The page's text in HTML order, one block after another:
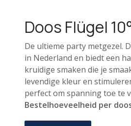
Doos Flügel
De ultieme party metgezel.
in Nederland en biedt een
kruidige smaken die je
levendige kleur en
perfect om spanning toe te
Bestelhoeveelheid per